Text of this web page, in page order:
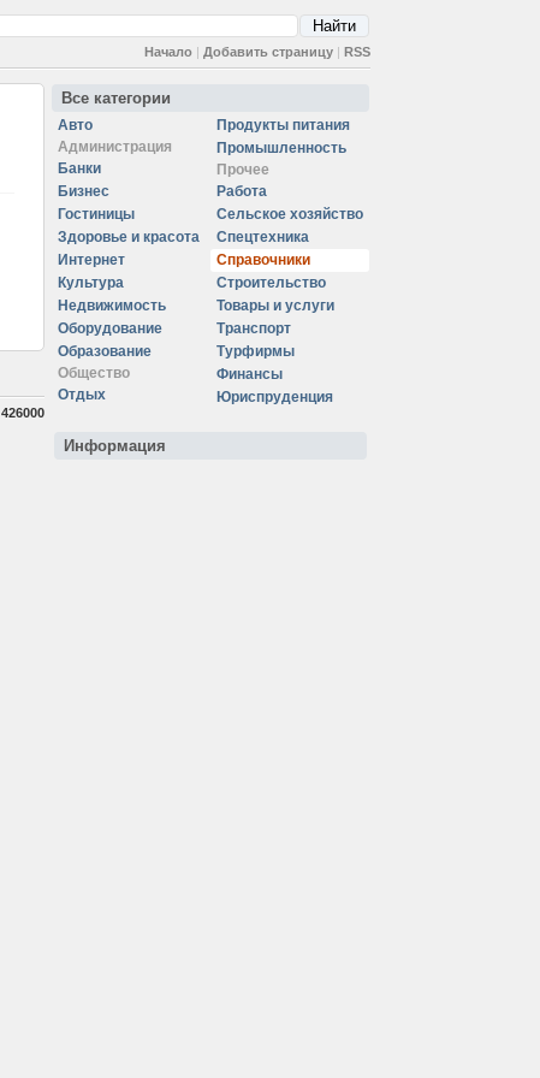
Начало | Добавить страницу | RSS
426000
Все категории
Авто
Администрация
Банки
Бизнес
Гостиницы
Здоровье и красота
Интернет
Культура
Недвижимость
Оборудование
Образование
Общество
Отдых
Продукты питания
Промышленность
Прочее
Работа
Сельское хозяйство
Спецтехника
Справочники
Строительство
Товары и услуги
Транспорт
Турфирмы
Финансы
Юриспруденция
Информация